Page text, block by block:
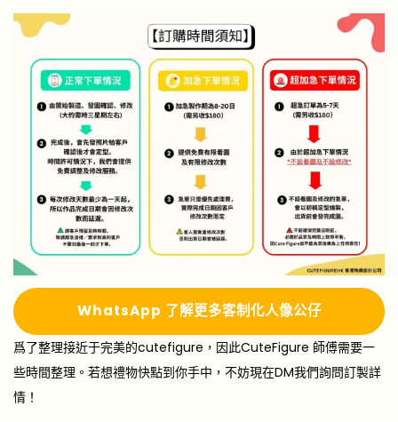
WhatsApp 了解更多客制化人像公仔
爲了整理接近于完美的cutefigure，因此CuteFigure 師傅需要一
些時間整理。若想禮物快點到你手中，不妨現在DM我們詢問訂製詳
情！